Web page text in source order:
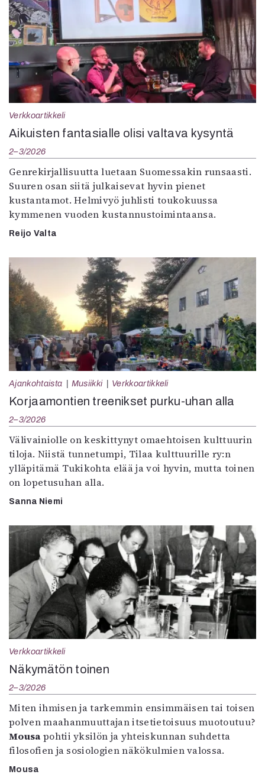
Verkkoartikkeli
Aikuisten fantasialle olisi valtava kysyntä
2–3/2026
Genrekirjallisuutta luetaan Suomessakin runsaasti.
Suuren osan siitä julkaisevat hyvin pienet
kustantamot. Helmivyö juhlisti toukokuussa
kymmenen vuoden kustannustoimintaansa.
Reijo Valta
Ajankohtaista Musiikki Verkkoartikkeli
Korjaamontien treenikset purku-uhan alla
2–3/2026
Välivainiolle on keskittynyt omaehtoisen kulttuurin
tiloja. Niistä tunnetumpi, Tilaa kulttuurille ry:n
ylläpitämä Tukikohta elää ja voi hyvin, mutta toinen
on lopetusuhan alla.
Sanna Niemi
Verkkoartikkeli
Näkymätön toinen
2–3/2026
Miten ihmisen ja tarkemmin ensimmäisen tai toisen
polven maahanmuuttajan itsetietoisuus muotoutuu?
Mousa pohtii yksilön ja yhteiskunnan suhdetta
filosofien ja sosiologien näkökulmien valossa.
Mousa